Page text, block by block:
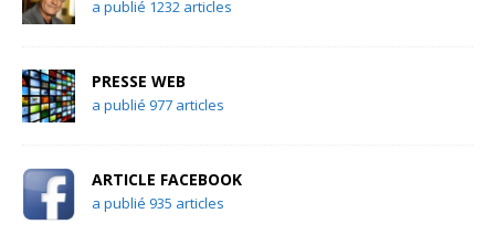
a publié 1232 articles
PRESSE WEB
a publié 977 articles
ARTICLE FACEBOOK
a publié 935 articles